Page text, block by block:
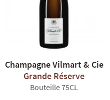
Champagne Vilmart & Cie
Grande Réserve
Bouteille 75CL